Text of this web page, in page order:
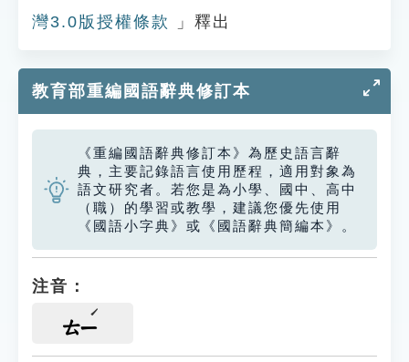
灣3.0版授權條款
」釋出
教育部重編國語辭典修訂本
《重編國語辭典修訂本》為歷史語言辭
典，主要記錄語言使用歷程，適用對象為
語文研究者。若您是為小學、國中、高中
（職）的學習或教學，建議您優先使用
《國語小字典》或《國語辭典簡編本》。
注音：
ㄊㄧ